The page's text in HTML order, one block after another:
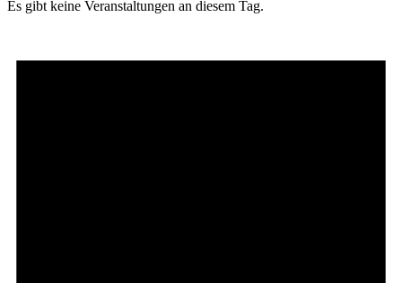
Es gibt keine Veranstaltungen an diesem Tag.